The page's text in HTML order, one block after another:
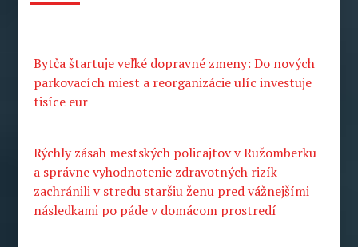
Bytča štartuje veľké dopravné zmeny: Do nových
parkovacích miest a reorganizácie ulíc investuje
tisíce eur
Rýchly zásah mestských policajtov v Ružomberku
a správne vyhodnotenie zdravotných rizík
zachránili v stredu staršiu ženu pred vážnejšími
následkami po páde v domácom prostredí